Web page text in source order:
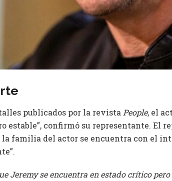
publicados por la revista People, el
estable”, confirmó su representante. El
familia del actor se encuentra con el
Jeremy se encuentra en estado crítico